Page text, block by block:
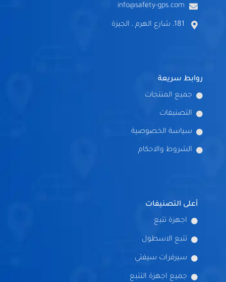
info@safety-gps.com
181، شارع الهرم ، الجيزة
روابط سريعة
جميع المنتجات
التصنيفات
سياسة الخصوصية
الشروط والاحكام
أعلى التصنيفات
اجهزة تتبع
تتبع الاسطول
سيرفرات سيفتي
جميع اجهزة التتبع